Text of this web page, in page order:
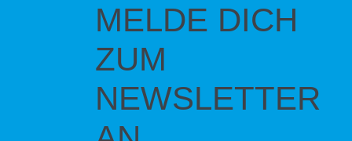
MELDE DICH
ZUM
NEWSLETTER